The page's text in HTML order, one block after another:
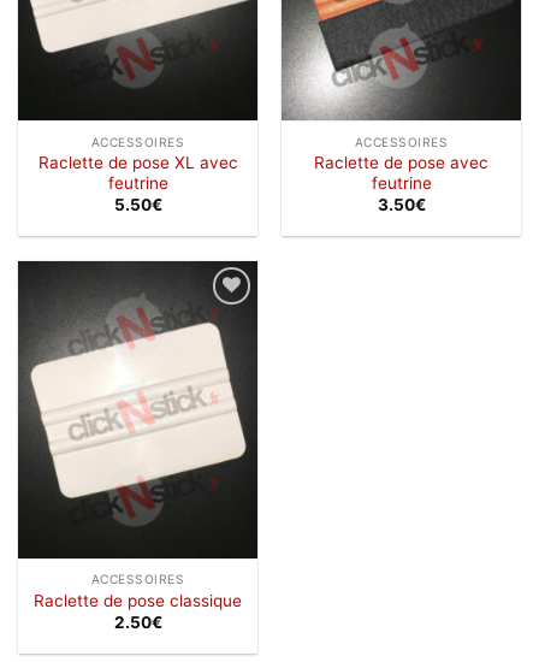
ACCESSOIRES
Raclette de pose XL avec
feutrine
5.50€
ACCESSOIRES
Raclette de pose avec
feutrine
3.50€
Ajouter
à la
wishlist
ACCESSOIRES
Raclette de pose classique
2.50€